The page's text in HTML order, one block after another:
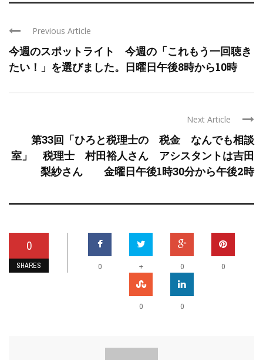
Previous Article
今週のスポットライト 今週の「これもう一回聴き
たい！」を選びました。日曜日午後8時から10時
Next Article
第33回「ひろと税理士の 税金 なんでも相談
室」 税理士 村田裕人さん アシスタントは吉田
梨紗さん 金曜日午後1時30分から午後2時
0
SHARES 0 + 0 0
0 0